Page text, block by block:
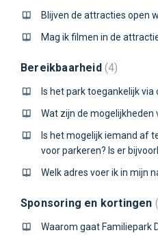
Blijven de attracties open
Mag ik filmen in de
Bereikbaarheid 4
Is het park toegankelijk
Wat zijn de mogelijkheden
Is het mogelijk iemand af
voor parkeren? Is er
Welk adres voer ik in mijn
Sponsoring en kortingen
Waarom gaat Familiepark